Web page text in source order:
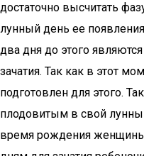
достаточно высчитать
лунный день ее
два дня до этого
зачатия. Так как в этот
подготовлен для этого.
плодовитым в свой
время рождения женщины